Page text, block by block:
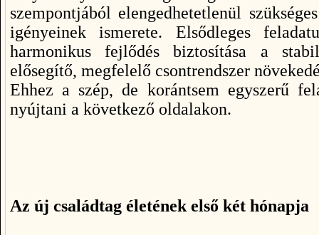
szempontjából elengedhetetlenül
igényeinek ismerete. Elsődleges
harmonikus fejlődés biztosítása a
elősegítő, megfelelő csontrendszer
Ehhez a szép, de korántsem egyszerű
nyújtani a következő oldalakon.
Az új családtag életének első két hónapja